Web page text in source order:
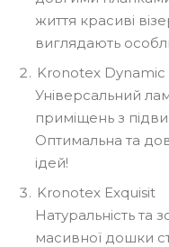
життя красиві
виглядають
Kronotex Dynamic
Універсальний
приміщень з
Оптимальна та
ідей!
Kronotex Exquisit
Натуральність та
масивної дошки